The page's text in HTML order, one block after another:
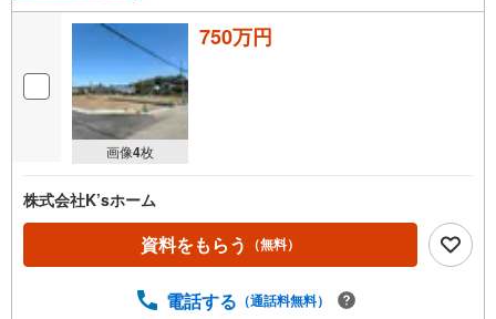
画像4枚
750万円
株式会社K’sホーム
資料をもらう （無料）
電話する （通話料無料）